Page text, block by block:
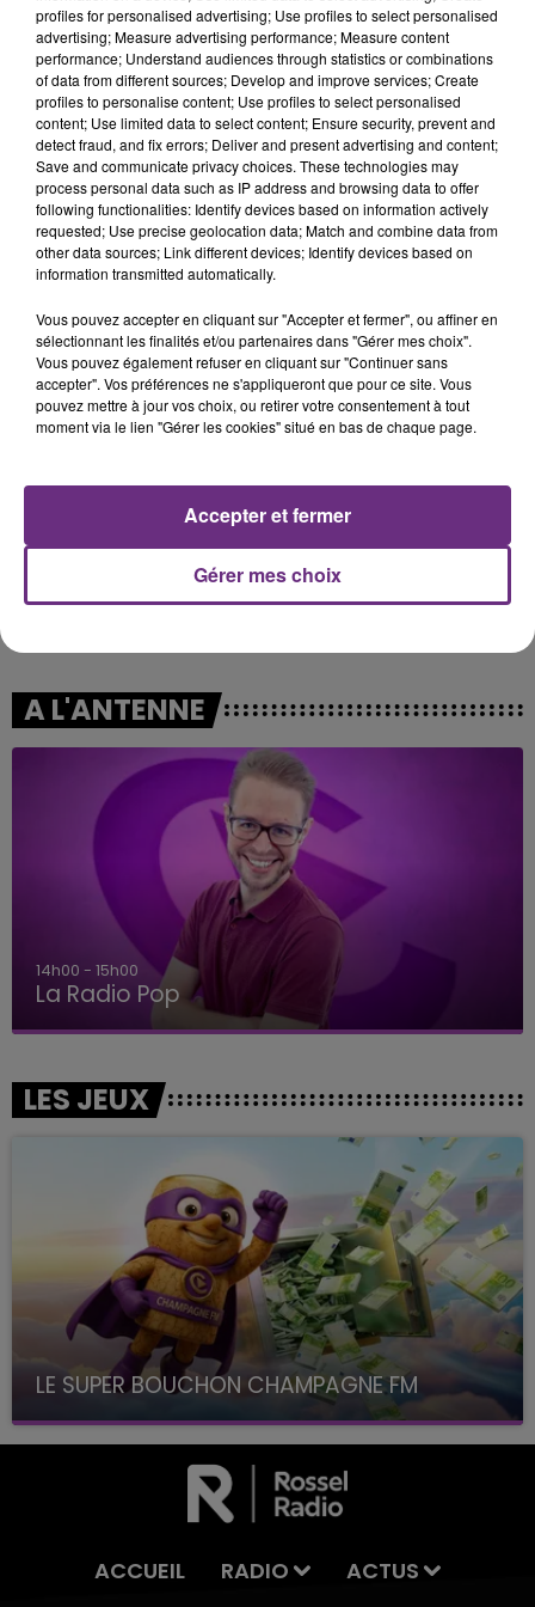
4h35
4h35
Save Me Tonight
4h33
4h33
Systaime
4h29
4h29
RIHANNA FEAT. CALVIN HARRIS
4h26
4h26
RAYE
A L'ANTENNE
14h00 - 15h00
La Radio Pop
LES JEUX
LE SUPER BOUCHON CHAMPAGNE FM
avec La Famille Champagne FM, à 8H10
ACCUEIL RADIO ACTUS
profiles for personalised advertising; Use profiles to select personalised
advertising; Measure advertising performance; Measure content
performance; Understand audiences through statistics or combinations
of data from different sources; Develop and improve services; Create
profiles to personalise content; Use profiles to select personalised
content; Use limited data to select content; Ensure security, prevent and
detect fraud, and fix errors; Deliver and present advertising and content;
Save and communicate privacy choices. These technologies may
process personal data such as IP address and browsing data to offer
following functionalities: Identify devices based on information actively
requested; Use precise geolocation data; Match and combine data from
other data sources; Link different devices; Identify devices based on
information transmitted automatically.
Vous pouvez accepter en cliquant sur "Accepter et fermer", ou affiner en
sélectionnant les finalités et/ou partenaires dans "Gérer mes choix".
Vous pouvez également refuser en cliquant sur "Continuer sans
accepter". Vos préférences ne s'appliqueront que pour ce site. Vous
pouvez mettre à jour vos choix, ou retirer votre consentement à tout
moment via le lien "Gérer les cookies" situé en bas de chaque page.
Gérer mes choix
Accepter et fermer